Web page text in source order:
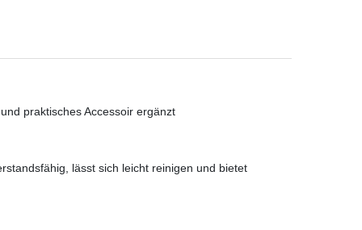
praktisches Accessoir ergänzt
lässt sich leicht reinigen und bietet